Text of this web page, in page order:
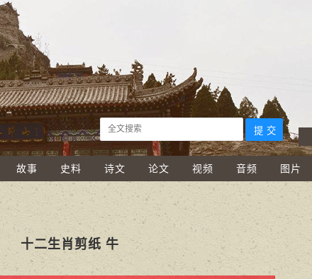
故事 史料 诗文 论文 视频 音频 图片
十二生肖剪纸 牛